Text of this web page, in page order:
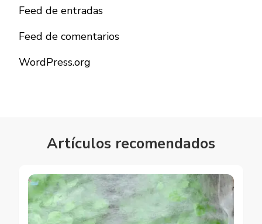
Feed de entradas
Feed de comentarios
WordPress.org
Artículos recomendados